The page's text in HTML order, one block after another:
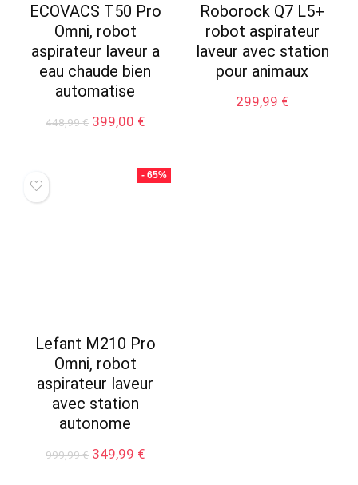
ECOVACS T50 Pro
Omni, robot
aspirateur laveur a
eau chaude bien
automatise
448,99€ Le
448,99 €.
399,00 €Le
est :
399,00 €.
Roborock Q7 L5+
robot aspirateur
laveur avec station
pour animaux
299,99 €
- 65%
Lefant M210 Pro
Omni, robot
aspirateur laveur
avec station
autonome
999,99€ Le
349,99 €Le